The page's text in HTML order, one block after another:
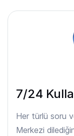
7/24
Her türlü soru
Merkezi